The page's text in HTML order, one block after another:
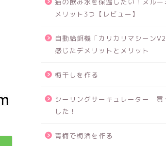
メリット3つ【レビュー】
自動給餌機「カリカリマシーン
感じたデメリットとメリット
梅干しを作る
シーリングサーキュレーター 買
した！
青梅で梅酒を作る